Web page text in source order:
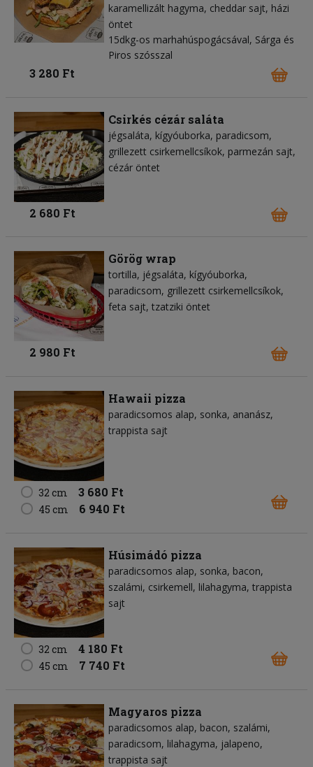
karamellizált hagyma cheddar sajt házi
öntet
15dkg-os marhahúspogácsával, Sárga és
Piros szósszal
3 280 Ft
Csirkés cézár saláta
jégsaláta kígyóuborka paradicsom
grillezett csirkemellcsíkok parmezán sajt
cézár öntet
2 680 Ft
Görög wrap
tortilla jégsaláta kígyóuborka
paradicsom grillezett csirkemellcsíkok
feta sajt tzatziki öntet
2 980 Ft
Hawaii pizza
paradicsomos alap sonka ananász
trappista sajt
32 cm 3 680 Ft
45 cm 6 940 Ft
Húsimádó pizza
paradicsomos alap sonka bacon
szalámi csirkemell lilahagyma trappista
sajt
32 cm 4 180 Ft
45 cm 7 740 Ft
Magyaros pizza
paradicsomos alap bacon szalámi
paradicsom lilahagyma jalapeno
trappista sajt